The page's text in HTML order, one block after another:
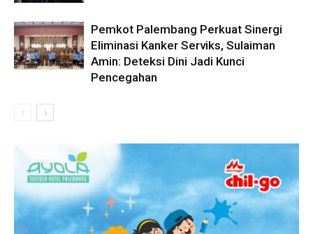
Pemkot Palembang Perkuat Sinergi
Eliminasi Kanker Serviks, Sulaiman
Amin: Deteksi Dini Jadi Kunci
Pencegahan